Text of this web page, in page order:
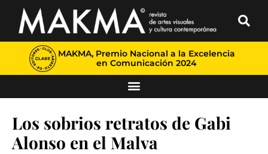
MAKMA, Premio Nacional a la Excelencia
en Comunicación 2024
Los sobrios retratos de Gabi
Alonso en el Malva